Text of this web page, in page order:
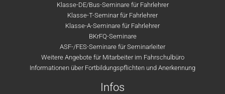
Klasse-DE/Bus-Seminare für Fahrlehrer
Klasse-T-Seminar für Fahrlehrer
Klasse-A-Seminare für Fahrlehrer
BKrFQ-Seminare
ASF-/FES-Seminare für Seminarleiter
Weitere Angebote für Mitarbeiter im Fahrschulbüro
Informationen über Fortbildungspflichten und Anerkennung
Infos